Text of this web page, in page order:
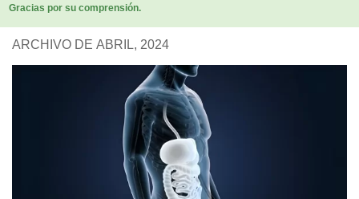
Gracias por su comprensión.
ARCHIVO DE ABRIL, 2024